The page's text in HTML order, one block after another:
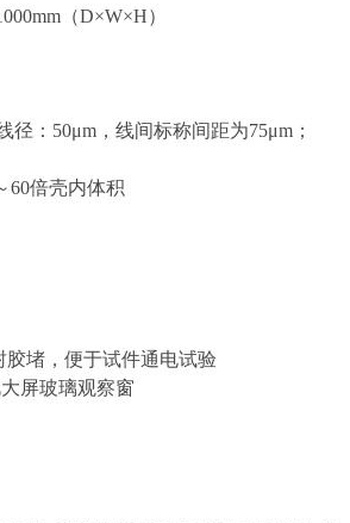
（D×W×H）
径： 50μm，线间标称间距为75μm；
60倍壳内体积
胶堵，便于试件通电试验
屏玻璃观察窗